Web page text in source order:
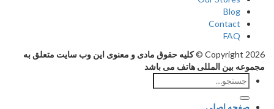
Blog
Contact
FAQ
Copyright 2026 ©
کلیه حقوق مادی و معنوی این وب سایت متعلق به
مجموعه بین المللی هاتف می باشد
جستجو
برای:
صفحه اصلی